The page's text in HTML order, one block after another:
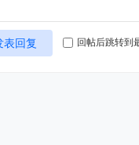
表回复 回帖后跳转到